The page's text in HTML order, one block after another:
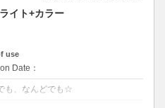
イト+カラー
use
Date：
も、なんどでも☆